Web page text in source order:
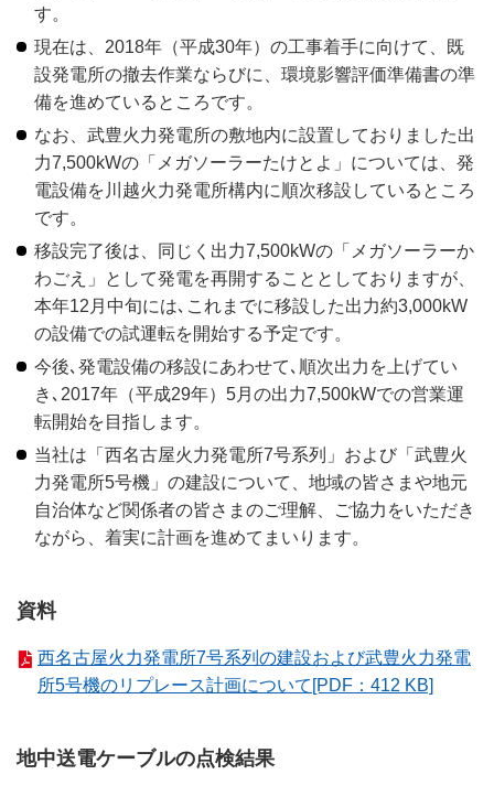
す。
現在は、2018年（平成30年）の工事着手に向けて、既
設発電所の撤去作業ならびに、環境影響評価準備書の準
備を進めているところです。
なお、武豊火力発電所の敷地内に設置しておりました出
力7,500kWの「メガソーラーたけとよ」については、発
電設備を川越火力発電所構内に順次移設しているところ
です。
移設完了後は、同じく出力7,500kWの「メガソーラーか
わごえ」として発電を再開することとしておりますが、
本年12月中旬には､これまでに移設した出力約3,000kW
の設備での試運転を開始する予定です。
今後､発電設備の移設にあわせて､順次出力を上げてい
き､2017年（平成29年）5月の出力7,500kWでの営業運
転開始を目指します。
当社は「西名古屋火力発電所7号系列」および「武豊火
力発電所5号機」の建設について、地域の皆さまや地元
自治体など関係者の皆さまのご理解、ご協力をいただき
ながら、着実に計画を進めてまいります。
資料
西名古屋火力発電所7号系列の建設および武豊火力発電
所5号機のリプレース計画について[PDF：412 KB]
地中送電ケーブルの点検結果